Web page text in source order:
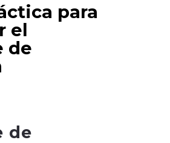
para
el
de
de